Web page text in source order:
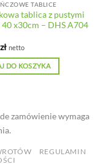
TABLICE
tablica z pustymi
x30cm – DHS A704
zł netto
DO KOSZYKA
zamówienie wymaga
REGULAMIN